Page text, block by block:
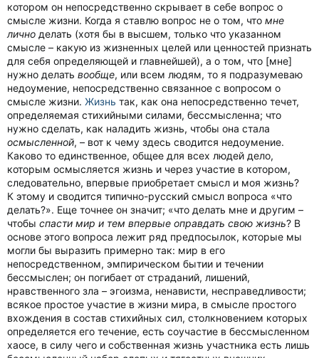
котором он непосредственно скрывает в себе вопрос о
смысле жизни. Когда я ставлю вопрос не о том, что мне
лично делать (хотя бы в высшем, только что указанном
смысле – какую из жизненных целей или ценностей признать
для себя определяющей и главнейшей), а о том, что [мне]
нужно делать вообще, или всем людям, то я подразумеваю
недоумение, непосредственно связанное с вопросом о
смысле жизни. Жизнь так, как она непосредственно течет,
определяемая стихийными силами, бессмысленна; что
нужно сделать, как наладить жизнь, чтобы она стала
осмысленной, – вот к чему здесь сводится недоумение.
Каково то единственное, общее для всех людей дело,
которым осмысляется жизнь и через участие в котором,
следовательно, впервые приобретает смысл и моя жизнь?
К этому и сводится типично-русский смысл вопроса «что
делать?». Еще точнее он значит; «что делать мне и другим –
чтобы спасти мир и тем впервые оправдать свою жизнь? В
основе этого вопроса лежит ряд предпосылок, которые мы
могли бы выразить примерно так: мир в его
непосредственном, эмпирическом бытии и течении
бессмыслен; он погибает от страданий, лишений,
нравственного зла – эгоизма, ненависти, несправедливости;
всякое простое участие в жизни мира, в смысле простого
вхождения в состав стихийных сил, столкновением которых
определяется его течение, есть соучастие в бессмысленном
хаосе, в силу чего и собственная жизнь участника есть лишь